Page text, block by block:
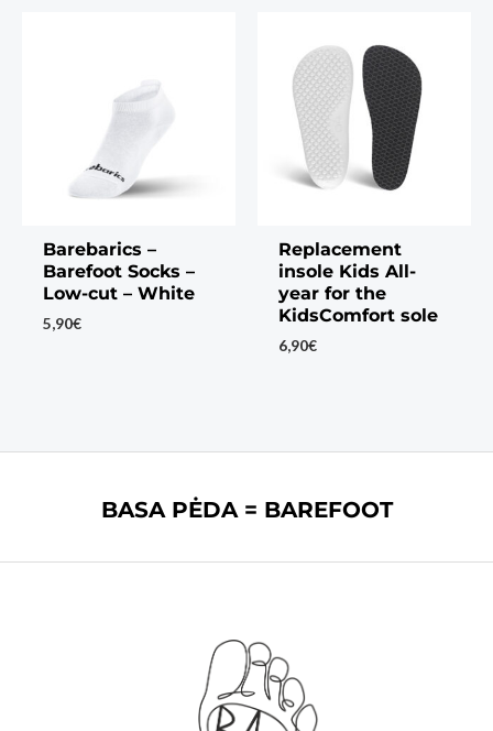
Barebarics –
Barefoot Socks –
Low-cut – White
5,90€
Replacement
insole Kids All-
year for the
KidsComfort sole
6,90€
BASA PĖDA = BAREFOOT